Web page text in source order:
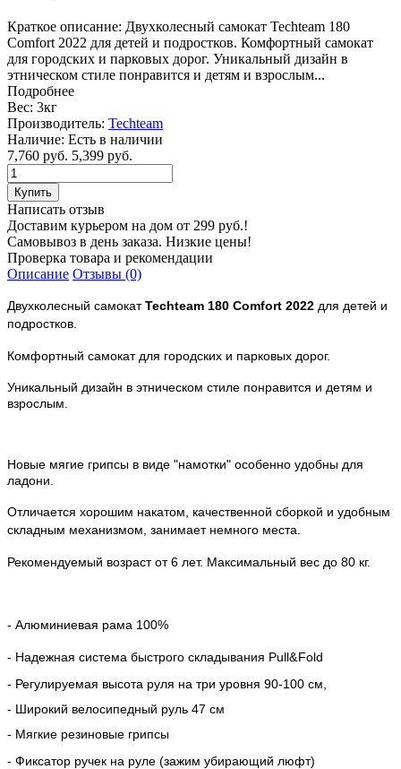
Краткое описание: Двухколесный самокат Techteam 180
Comfort 2022 для детей и подростков. Комфортный самокат
для городских и парковых дорог. Уникальный дизайн в
этническом стиле понравится и детям и взрослым...
Подробнее
Вес: 3кг
Производитель: Techteam
Наличие: Есть в наличии
7,760 руб. 5,399 руб.
Написать отзыв
Доставим курьером на дом от 299 руб.!
Самовывоз в день заказа. Низкие цены!
Проверка товара и рекомендации
Описание Отзывы (0)
Двухколесный самокат Techteam 180 Comfort 2022 для детей и
подростков.
Комфортный самокат для городских и парковых дорог.
Уникальный дизайн в этническом стиле понравится и детям и
взрослым.
Новые мягие грипсы в виде "намотки" особенно удобны для
ладони.
Отличается хорошим накатом, качественной сборкой и удобным
складным механизмом, занимает немного места.
Рекомендуемый возраст от 6 лет. Максимальный вес до 80 кг.
- Алюминиевая рама 100%
- Надежная система быстрого складывания Pull&Fold
- Регулируемая высота руля на три уровня 90-100 см,
- Широкий велосипедный руль 47 см
- Мягкие резиновые грипсы
- Фиксатор ручек на руле (зажим убирающий люфт)